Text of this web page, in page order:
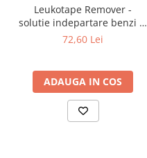
Leukotape Remover -
solutie indepartare benzi si
bandaje adezive
72,60 Lei
ADAUGA IN COS